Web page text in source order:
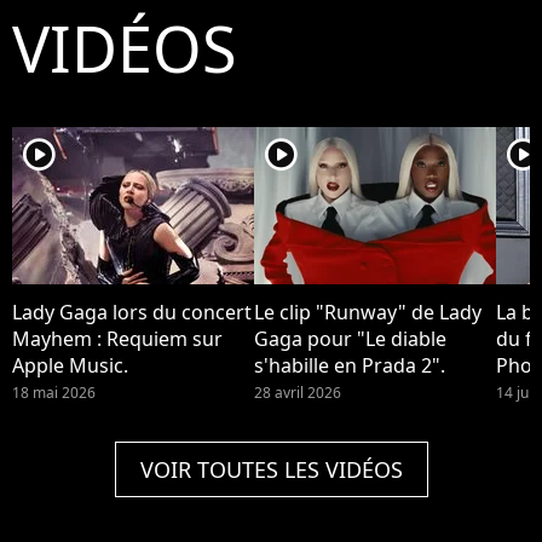
VIDÉOS
player2
Lady Gaga lors du concert
Mayhem : Requiem sur
Apple Music.
18 mai 2026
player2
Le clip "Runway" de Lady
Gaga pour "Le diable
s'habille en Prada 2".
28 avril 2026
player2
La
du
14
VOIR TOUTES LES VIDÉOS